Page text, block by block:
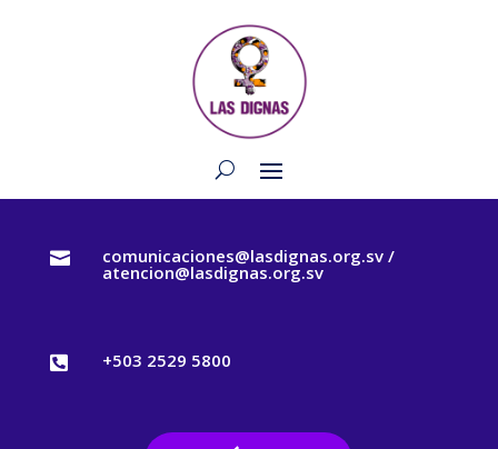
 comunicaciones@lasdignas.org.sv /
atencion@lasdignas.org.sv
 +503 2529 5800